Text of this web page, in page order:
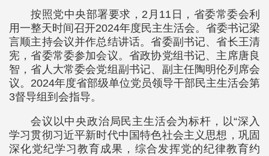
按照党中央部署要求，2月11日，省委常委会利
用一整天时间召开2024年度民主生活会。省委书记梁
言顺主持会议并作总结讲话。省委副书记、省长王清
宪，省委常委参加会议。省政协党组书记、主席唐良
智，省人大常委会党组副书记、副主任陶明伦列席会
议。2024年度省部级单位党员领导干部民主生活会第
3督导组到会指导。
会议以中央政治局民主生活会为标杆，以“深入
学习贯彻习近平新时代中国特色社会主义思想，巩固
深化党纪学习教育成果，综合发挥党的纪律教育约